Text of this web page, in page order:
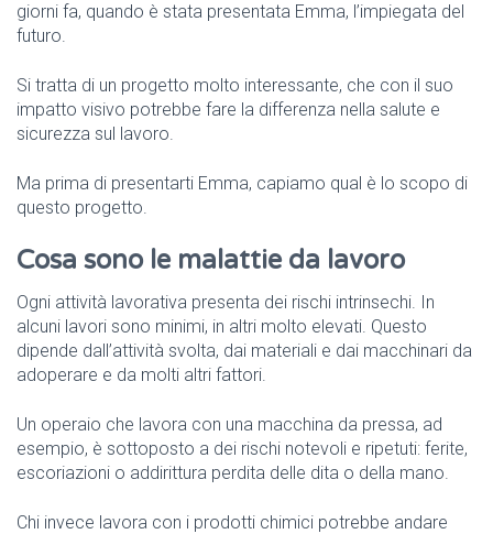
giorni fa, quando è stata presentata Emma, l’impiegata del
futuro.
Si tratta di un progetto molto interessante, che con il suo
impatto visivo potrebbe fare la differenza nella salute e
sicurezza sul lavoro.
Ma prima di presentarti Emma, capiamo qual è lo scopo di
questo progetto.
Cosa sono le malattie da lavoro
Ogni attività lavorativa presenta dei rischi intrinsechi. In
alcuni lavori sono minimi, in altri molto elevati. Questo
dipende dall’attività svolta, dai materiali e dai macchinari da
adoperare e da molti altri fattori.
Un operaio che lavora con una macchina da pressa, ad
esempio, è sottoposto a dei rischi notevoli e ripetuti: ferite,
escoriazioni o addirittura perdita delle dita o della mano.
Chi invece lavora con i prodotti chimici potrebbe andare